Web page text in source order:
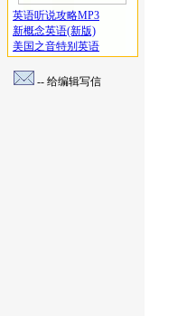
英语听说攻略MP3
新概念英语(新版)
美国之音特别英语
-- 给编辑写信